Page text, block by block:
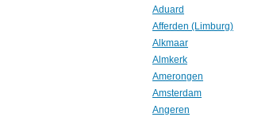
Aduard
Afferden (Limburg)
Alkmaar
Almkerk
Amerongen
Amsterdam
Angeren